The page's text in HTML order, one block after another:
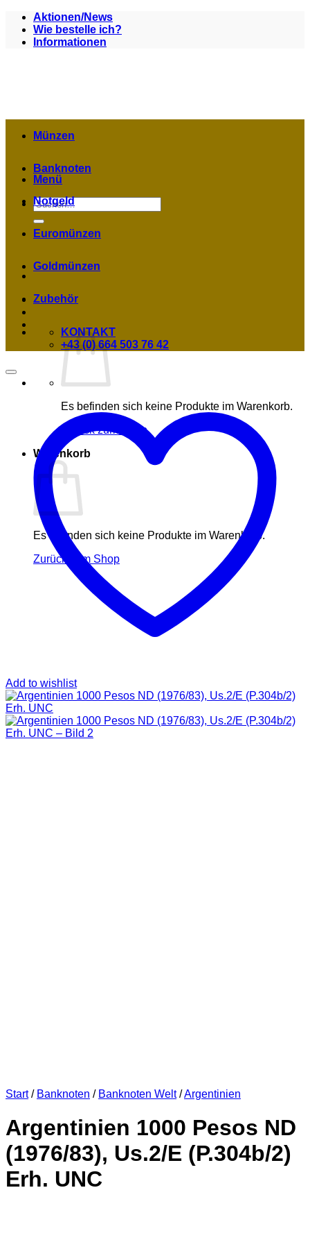
Zum
Inhalt
springen
Aktionen/News
Wie bestelle ich?
Informationen
Menü
Suchen
nach:
Es befinden sich keine Produkte im Warenkorb.
Zurück zum Shop
Warenkorb
Es befinden sich keine Produkte im Warenkorb.
Zurück zum Shop
Münzen
Banknoten
Notgeld
Euromünzen
Goldmünzen
Zubehör
KONTAKT
+43 (0) 664 503 76 42
Add to wishlist
Start / Banknoten / Banknoten Welt /Argentinien
Argentinien 1000 Pesos ND
(1976/83), Us.2/E (P.304b/2)
Erh. UNC